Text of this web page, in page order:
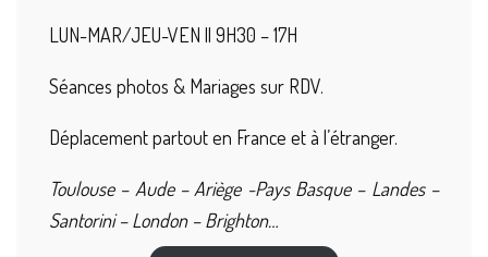
LUN-MAR/JEU-VEN || 9H30 – 17H
Séances photos & Mariages sur RDV.
Déplacement partout en France et à l’étranger.
Toulouse – Aude – Ariège -Pays Basque – Landes –
Santorini – London – Brighton…